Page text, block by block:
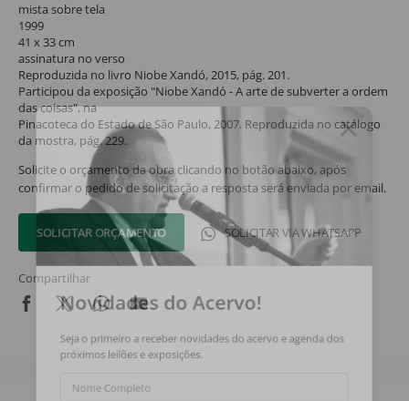
mista sobre tela
1999
41 x 33 cm
assinatura no verso
Reproduzida no livro Niobe Xandó, 2015, pág. 201.
Participou da exposição "Niobe Xandó - A arte de subverter a ordem
das coisas", na
Pinacoteca do Estado de São Paulo, 2007. Reproduzida no catálogo
da mostra, pág. 229.
Solicite o orçamento da obra clicando no botão abaixo, após
confirmar o pedido de solicitação a resposta será enviada por email.
SOLICITAR ORÇAMENTO SOLICITAR VIA WHATSAPP
Compartilhar
Novidades do Acervo!
Seja o primeiro a receber novidades do acervo e agenda dos
próximos leilões e exposições.
Nome Completo